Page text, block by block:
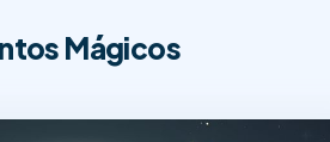
Mágicos